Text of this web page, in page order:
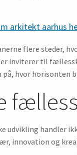
arkitekt aarhus
flere steder,
inviterer til
på, hvor horisonten
udvikling handler
innovation og